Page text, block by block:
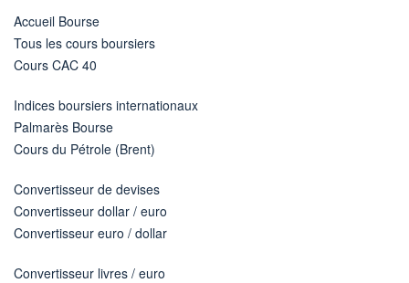
Accueil Bourse
Tous les cours boursiers
Cours CAC 40
Indices boursiers internationaux
Palmarès Bourse
Cours du Pétrole (Brent)
Convertisseur de devises
Convertisseur dollar / euro
Convertisseur euro / dollar
Convertisseur livres / euro